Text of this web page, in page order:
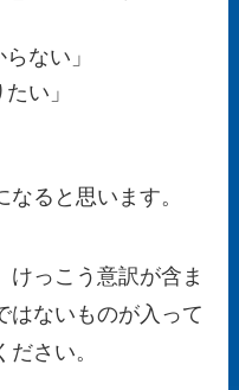
ない」
い」
ると思います。
けっこう意訳が含ま
はないものが入って
さい。